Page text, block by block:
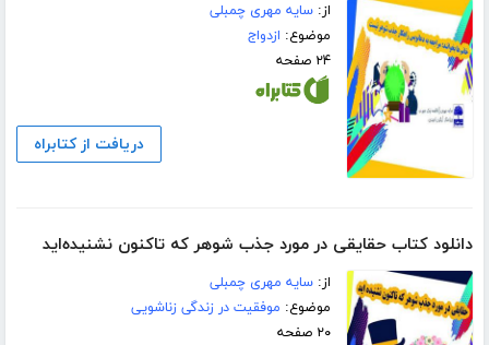
از:سایه مهری چمبلی
موضوع: ازدواج
۲۴ صفحه
دریافت از کتابراه
دانلود کتاب حقایقی در مورد جذب شوهر که تاکنون نشنیده‌اید
از:سایه مهری چمبلی
موضوع: موفقیت در زندگی زناشویی
۲۰ صفحه